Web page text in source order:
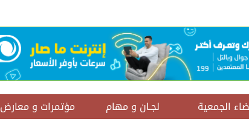
مؤتمرات و معارض لجـان و مهام الجمعية